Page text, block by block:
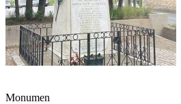
Monumen